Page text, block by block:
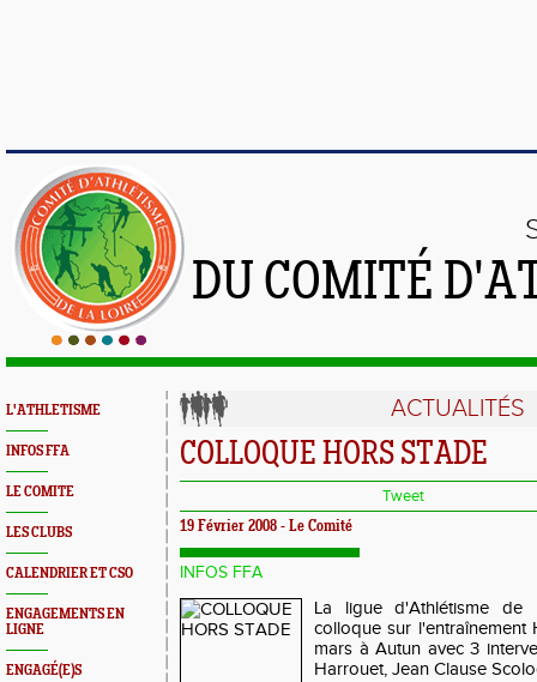
DU COMITÉ
L'ATHLETISME
INFOS FFA
LE COMITE
LES CLUBS
CALENDRIER ET CSO
ENGAGEMENTS EN
LIGNE
ENGAGÉ(E)S
ACTUALITÉS
COLLOQUE HORS STADE
Tweet
19 Février 2008 - Le Comité
INFOS FFA
La ligue d'Athlétisme de
colloque sur
mars à Autun avec 3
Harrouet, Jean Clause